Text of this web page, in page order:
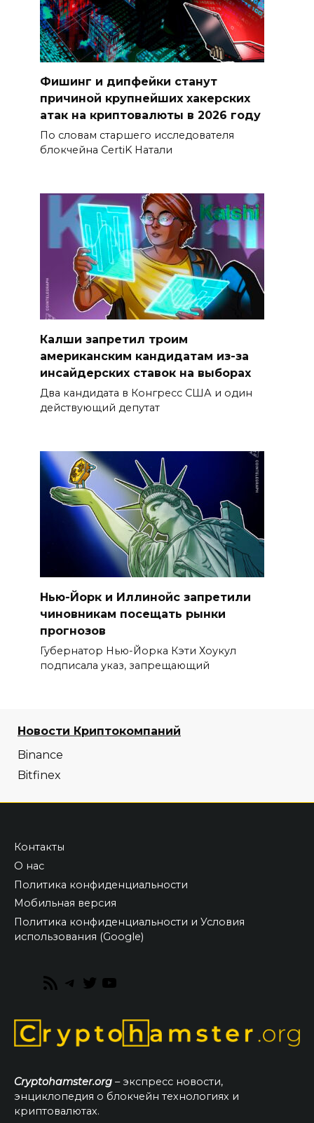
Фишинг и дипфейки станут
причиной крупнейших хакерских
атак на криптовалюты в 2026 году
По словам старшего исследователя
блокчейна CertiK Натали
Калши запретил троим
американским кандидатам из-за
инсайдерских ставок на выборах
Два кандидата в Конгресс США и один
действующий депутат
Нью-Йорк и Иллинойс запретили
чиновникам посещать рынки
прогнозов
Губернатор Нью-Йорка Кэти Хоукул
подписала указ, запрещающий
Новости Криптокомпаний
Binance
Bitfinex
Контакты
О нас
Политика конфиденциальности
Мобильная версия
Политика конфиденциальности и Условия
использования (Google)
RSS
Telegram
Twitter
Cryptohamster.org – экспресс новости,
энциклопедия о блокчейн технологиях и
криптовалютах.